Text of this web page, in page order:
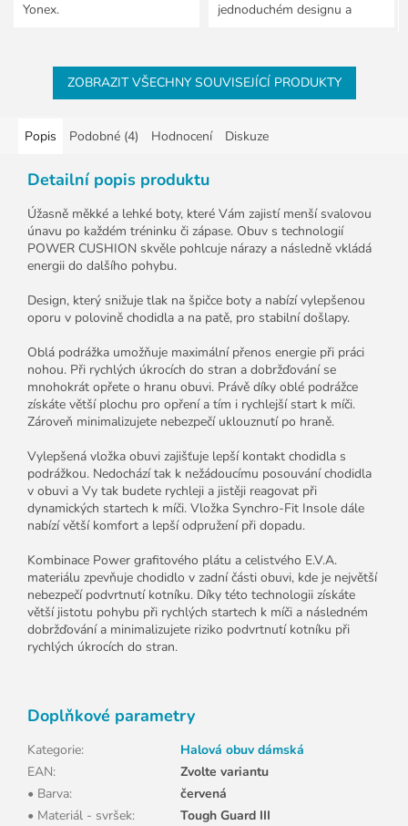
Yonex.
jednoduchém designu a
ZOBRAZIT VŠECHNY SOUVISEJÍCÍ PRODUKTY
Popis Podobné (4) Hodnocení Diskuze
Detailní popis produktu
Úžasně měkké a lehké boty, které Vám zajistí menší svalovou
únavu po každém tréninku či zápase. Obuv s technologií
POWER CUSHION skvěle pohlcuje nárazy a následně vkládá
energii do dalšího pohybu.
Design, který snižuje tlak na špičce boty a nabízí vylepšenou
oporu v polovině chodidla a na patě, pro stabilní došlapy.
Oblá podrážka umožňuje maximální přenos energie při práci
nohou. Při rychlých úkrocích do stran a dobržďování se
mnohokrát opřete o hranu obuvi. Právě díky oblé podrážce
získáte větší plochu pro opření a tím i rychlejší start k míči.
Zároveň minimalizujete nebezpečí uklouznutí po hraně.
Vylepšená vložka obuvi zajišťuje lepší kontakt chodidla s
podrážkou. Nedochází tak k nežádoucímu posouvání chodidla
v obuvi a Vy tak budete rychleji a jistěji reagovat při
dynamických startech k míči. Vložka Synchro-Fit Insole dále
nabízí větší komfort a lepší odpružení při dopadu.
Kombinace Power grafitového plátu a celistvého E.V.A.
materiálu zpevňuje chodidlo v zadní části obuvi, kde je největší
nebezpečí podvrtnutí kotníku. Díky této technologii získáte
větší jistotu pohybu při rychlých startech k míči a následném
dobržďování a minimalizujete riziko podvrtnutí kotníku při
rychlých úkrocích do stran.
Doplňkové parametry
Kategorie:
Halová obuv dámská
EAN:
Zvolte variantu
• Barva:
červená
• Materiál - svršek:
Tough Guard III